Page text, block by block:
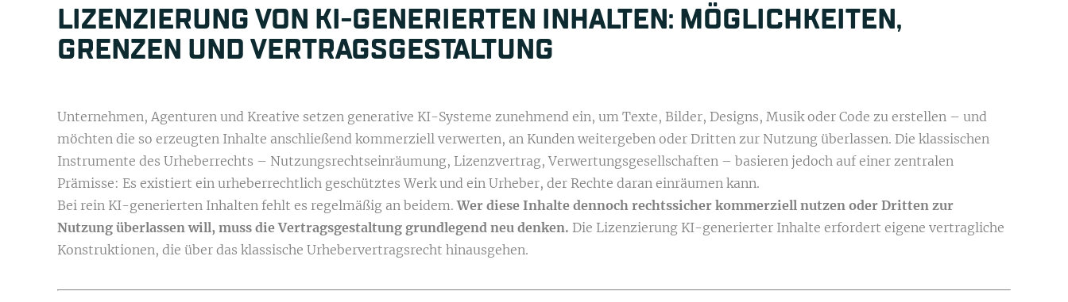
LIZENZIERUNG VON KI-GENERIERTEN INHALTEN: MÖGLICHKEITEN,
GRENZEN UND VERTRAGSGESTALTUNG
Unternehmen, Agenturen und Kreative setzen generative KI-Systeme zunehmend ein, um Texte, Bilder, Designs, Musik oder Code zu erstellen – und
möchten die so erzeugten Inhalte anschließend kommerziell verwerten, an Kunden weitergeben oder Dritten zur Nutzung überlassen. Die klassischen
Instrumente des Urheberrechts – Nutzungsrechtseinräumung, Lizenzvertrag, Verwertungsgesellschaften – basieren jedoch auf einer zentralen
Prämisse: Es existiert ein urheberrechtlich geschütztes Werk und ein Urheber, der Rechte daran einräumen kann.
Bei rein KI-generierten Inhalten fehlt es regelmäßig an beidem.Wer diese Inhalte dennoch rechtssicher kommerziell nutzen oder Dritten zur
Nutzung überlassen will, muss die Vertragsgestaltung grundlegend neu denken. Die Lizenzierung KI-generierter Inhalte erfordert eigene vertragliche
Konstruktionen, die über das klassische Urhebervertragsrecht hinausgehen.